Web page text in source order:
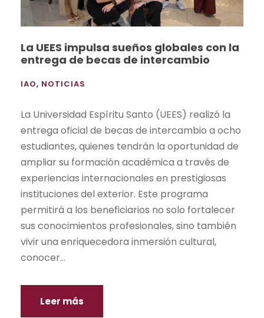
La UEES impulsa sueños globales con la
entrega de becas de intercambio
IAO, NOTICIAS
La Universidad Espíritu Santo (UEES) realizó la
entrega oficial de becas de intercambio a ocho
estudiantes, quienes tendrán la oportunidad de
ampliar su formación académica a través de
experiencias internacionales en prestigiosas
instituciones del exterior. Este programa
permitirá a los beneficiarios no solo fortalecer
sus conocimientos profesionales, sino también
vivir una enriquecedora inmersión cultural,
conocer...
Leer más